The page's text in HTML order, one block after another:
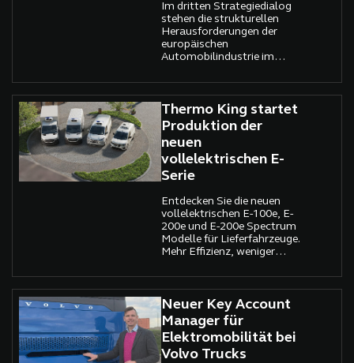
Im dritten Strategiedialog
stehen die strukturellen
Herausforderungen der
europäischen
Automobilindustrie im
schnelle und mutige
Maßnahmen.
Thermo King startet
Produktion der
neuen
vollelektrischen E-
Serie
Entdecken Sie die neuen
vollelektrischen E-100e, E-
200e und E-200e Spectrum
Modelle für Lieferfahrzeuge.
Mehr Effizienz, weniger
Neuer Key Account
Manager für
Elektromobilität bei
Volvo Trucks